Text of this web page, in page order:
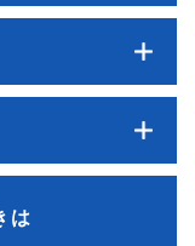
は